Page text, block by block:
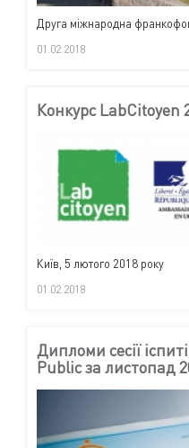
Друга міжнародна
01.02.2018
Конкурс LabCitoyen
Київ, 5 лютого 2018 року
01.02.2018
Дипломи сесії
Public за листопад